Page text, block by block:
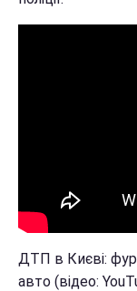
ДТП в Києві:
авто (відео: